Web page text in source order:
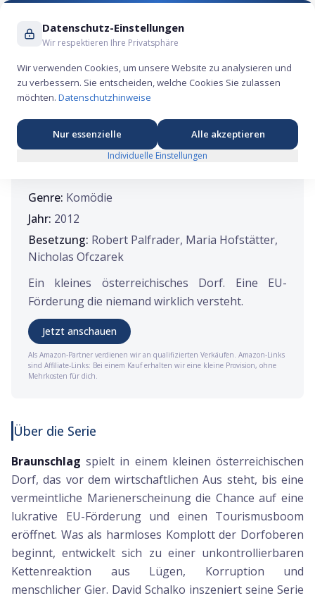
Suche ...
FINANZSERIEN
Finanzwelt
4
Genre: Komödie
Jahr: 2012
Besetzung: Robert Palfrader, Maria Hofstätter,
Nicholas Ofczarek
Ein kleines österreichisches Dorf. Eine EU-
Förderung die niemand wirklich versteht.
Jetzt anschauen
Als Amazon-Partner verdienen wir an qualifizierten Verkäufen. Amazon-Links
sind Affiliate-Links: Bei einem Kauf erhalten wir eine kleine Provision, ohne
Mehrkosten für dich.
Über die Serie
Braunschlag spielt in einem kleinen österreichischen
Dorf, das vor dem wirtschaftlichen Aus steht, bis eine
vermeintliche Marienerscheinung die Chance auf eine
lukrative EU-Förderung und einen Tourismusboom
eröffnet. Was als harmloses Komplott der Dorfoberen
beginnt, entwickelt sich zu einer unkontrollierbaren
Kettenreaktion aus Lügen, Korruption und
menschlicher Gier. David Schalko inszeniert seine Serie
Datenschutz-Einstellungen
Wir respektieren Ihre Privatsphäre
Wir verwenden Cookies, um unsere Website zu analysieren und
zu verbessern. Sie entscheiden, welche Cookies Sie zulassen
möchten. Datenschutzhinweise
Nur essenzielle Alle akzeptieren
Individuelle Einstellungen